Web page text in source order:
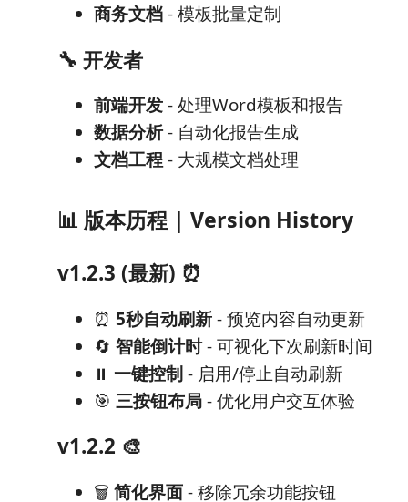
商务文档- 模板批量定制
🔧 开发者
前端开发- 处理Word模板和报告
数据分析- 自动化报告生成
文档工程- 大规模文档处理
📊 版本历程 | Version History
v1.2.3 (最新) ⏰
⏰ 5秒自动刷新- 预览内容自动更新
🔄 智能倒计时- 可视化下次刷新时间
⏸️ 一键控制- 启用/停止自动刷新
🎯 三按钮布局- 优化用户交互体验
v1.2.2 🎨
🗑️ 简化界面- 移除冗余功能按钮